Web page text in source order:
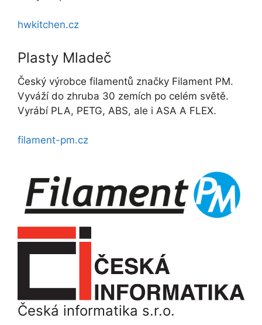
hwkitchen.cz
Plasty Mladeč
Český výrobce filamentů značky Filament PM.
Vyváží do zhruba 30 zemích po celém světě.
Vyrábí PLA, PETG, ABS, ale i ASA A FLEX.
filament-pm.cz
Česká informatika s.r.o.